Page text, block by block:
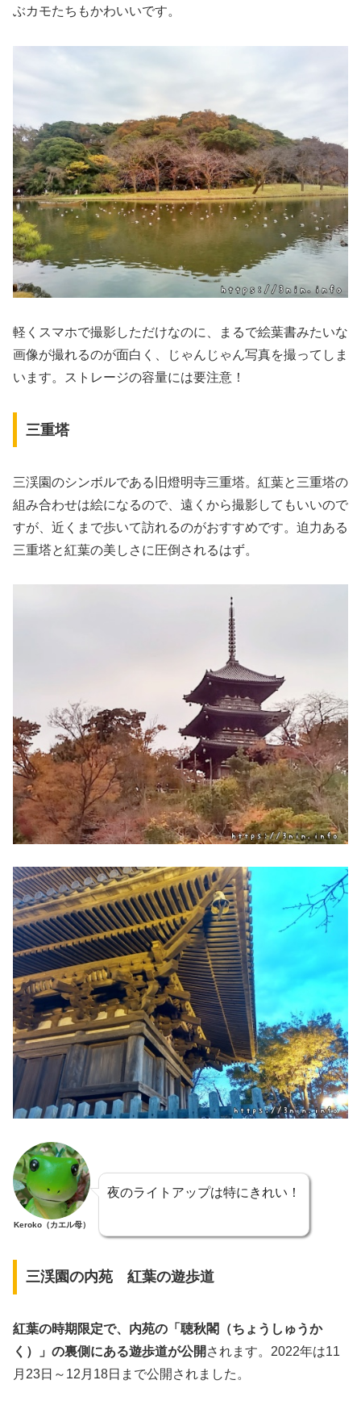
ぶカモたちもかわいいです。
軽くスマホで撮影しただけなのに、まるで絵葉書みたいな
画像が撮れるのが面白く、じゃんじゃん写真を撮ってしま
います。ストレージの容量には要注意！
三重塔
三渓園のシンボルである旧燈明寺三重塔。紅葉と三重塔の
組み合わせは絵になるので、遠くから撮影してもいいので
すが、近くまで歩いて訪れるのがおすすめです。迫力ある
三重塔と紅葉の美しさに圧倒されるはず。
Keroko（カエル母）
夜のライトアップは特にきれい！
三渓園の内苑 紅葉の遊歩道
紅葉の時期限定で、内苑の「聴秋閣（ちょうしゅうか
く）」の裏側にある遊歩道が公開 されます。2022年は11
月23日～12月18日まで公開されました。